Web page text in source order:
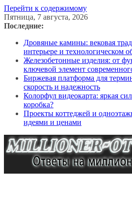
Перейти к содержимому
Пятница, 7 августа, 2026
Последние:
Дровяные камины: вековая
интерьере и технологическом
Железобетонные изделия: от
ключевой элемент
Биржевая платформа для
скорость и надежность
Колорфул видеокарта: яркая
коробка?
Проекты коттеджей и
идеями и ценами